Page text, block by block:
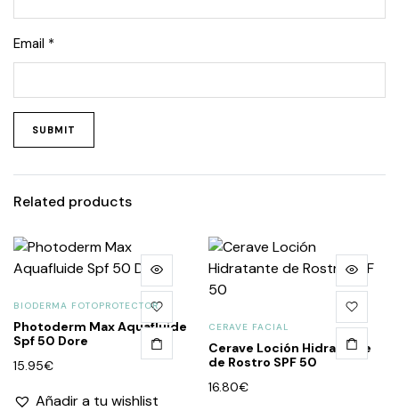
Email *
Related products
BIODERMA FOTOPROTECTOR
Photoderm Max Aquafluide
Spf 50 Dore
15.95€
Añadir a tu wishlist
CERAVE FACIAL
Cerave Loción Hidratante
de Rostro SPF 50
16.80€